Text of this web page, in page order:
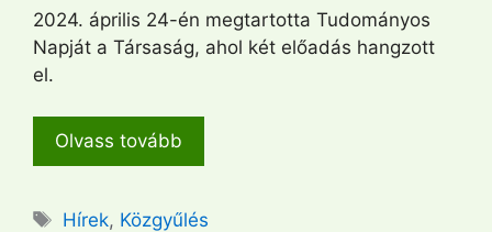
2024. április 24-én megtartotta Tudományos
Napját a Társaság, ahol két előadás hangzott
el.
Olvass tovább
Címkék
Hírek, Közgyűlés